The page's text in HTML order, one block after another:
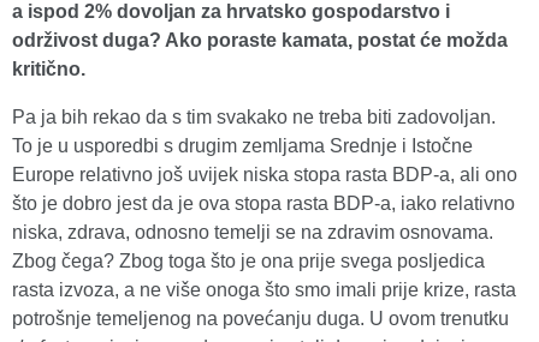
a ispod 2% dovoljan za hrvatsko gospodarstvo i
održivost duga? Ako poraste kamata, postat će možda
kritično.
Pa ja bih rekao da s tim svakako ne treba biti zadovoljan.
To je u usporedbi s drugim zemljama Srednje i Istočne
Europe relativno još uvijek niska stopa rasta BDP-a, ali ono
što je dobro jest da je ova stopa rasta BDP-a, iako relativno
niska, zdrava, odnosno temelji se na zdravim osnovama.
Zbog čega? Zbog toga što je ona prije svega posljedica
rasta izvoza, a ne više onoga što smo imali prije krize, rasta
potrošnje temeljenog na povećanju duga. U ovom trenutku